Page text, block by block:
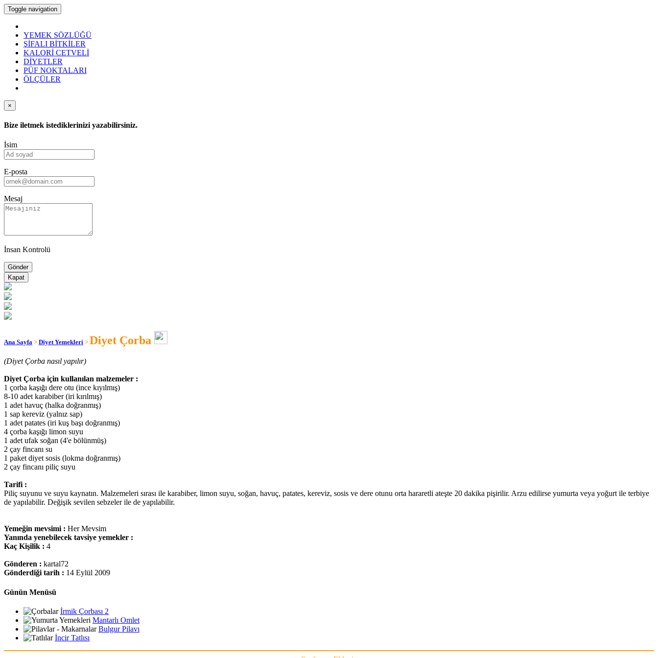
Toggle navigation
YEMEK SÖZLÜĞÜ
ŞİFALI BİTKİLER
KALORİ CETVELİ
DİYETLER
PÜF NOKTALARI
ÖLÇÜLER
×
Bize iletmek istediklerinizi yazabilirsiniz.
İsim
E-posta
Mesaj
İnsan Kontrolü
Kapat
Ana Sayfa > Diyet Yemekleri > Diyet Çorba
(Diyet Çorba nasıl yapılır)
Diyet Çorba için kullanılan malzemeler :
1 çorba kaşığı dere otu (ince kıyılmış)
8-10 adet karabiber (iri kırılmış)
1 adet havuç (halka doğranmış)
1 sap kereviz (yalnız sap)
1 adet patates (iri kuş başı doğranmış)
4 çorba kaşığı limon suyu
1 adet ufak soğan (4'e bölünmüş)
2 çay fincanı su
1 paket diyet sosis (lokma doğranmış)
2 çay fincanı piliç suyu
Tarifi :
Piliç suyunu ve suyu kaynatın. Malzemeleri sırası ile karabiber, limon suyu, soğan, havuç, patates, kereviz, sosis ve dere otunu orta hararetli ateşte 20 dakika pişirilir. Arzu edilirse yumurta veya yoğurt ile terbiye
de yapılabilir. Değişik sevilen sebzeler ile de yapılabilir.
Yemeğin mevsimi : Her Mevsim
Yanında yenebilecek tavsiye yemekler :
Kaç Kişilik : 4
Gönderen : kartal72
Gönderdiği tarih : 14 Eylül 2009
Günün Menüsü
İrmik Çorbası 2
Mantarlı Omlet
Bulgur Pilavı
İncir Tatlısı